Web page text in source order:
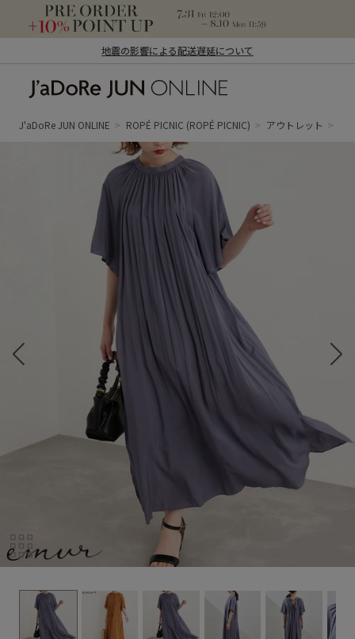
地震の影響による配送遅延について
ン オンライン）
J'aDoRe JUN ONLINE ROPÉ PICNIC (ROPÉ PICNIC) アウトレット